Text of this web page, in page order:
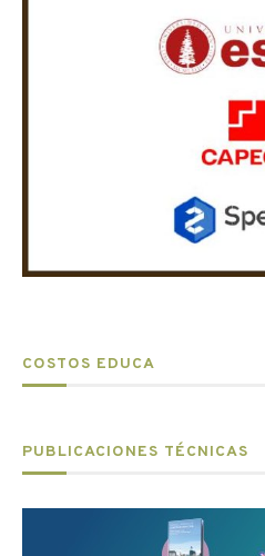
COSTOS EDUCA
PUBLICACIONES TÉCNICAS